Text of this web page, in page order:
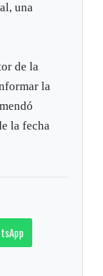
una
de la
la
la fecha